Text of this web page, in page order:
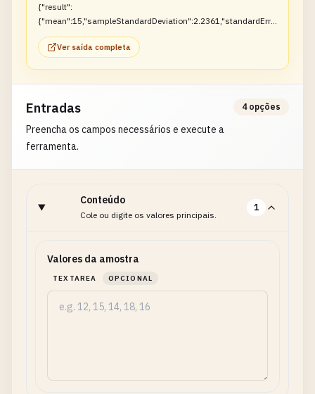
{"result":
{"mean":15,"sampleStandardDeviation":2.2361,"standardErro
r":1}}
Ver saída completa
Entradas
Preencha os campos necessários e execute a
ferramenta.
4 opções
Conteúdo
Cole ou digite os valores principais.
1
Valores da amostra
TEXTAREA OPCIONAL